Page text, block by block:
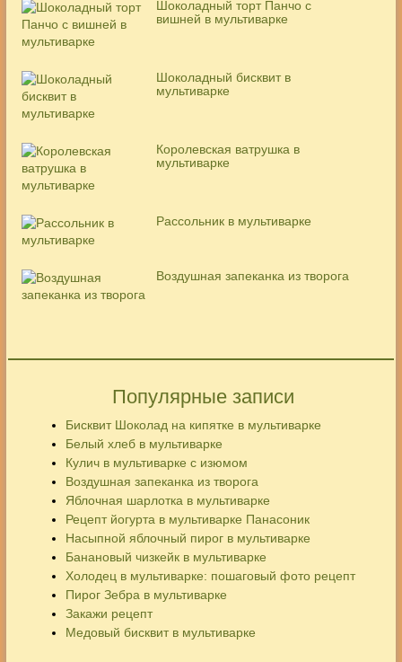
Шоколадный торт Панчо с
вишней в мультиварке
Шоколадный бисквит в
мультиварке
Королевская ватрушка в
мультиварке
Рассольник в мультиварке
Воздушная запеканка из творога
Популярные записи
Бисквит Шоколад на кипятке в мультиварке
Белый хлеб в мультиварке
Кулич в мультиварке с изюмом
Воздушная запеканка из творога
Яблочная шарлотка в мультиварке
Рецепт йогурта в мультиварке Панасоник
Насыпной яблочный пирог в мультиварке
Банановый чизкейк в мультиварке
Холодец в мультиварке: пошаговый фото рецепт
Пирог Зебра в мультиварке
Закажи рецепт
Медовый бисквит в мультиварке